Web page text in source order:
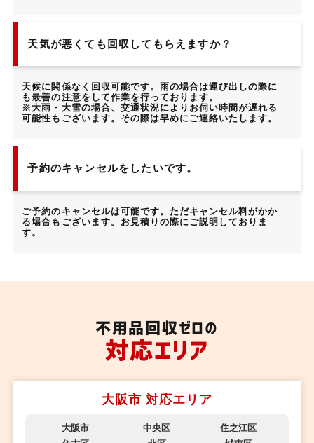
天気が悪くても回収してもらえますか？
天候に関係なく回収可能です。雨の場合は運び出しの際に
も最善の注意をして作業を行っております。
※大雨・大雪の場合、交通状況によりお伺い時間が遅れる
可能性もございます。その際は早めにご連絡いたします。
予約のキャンセルをしたいです。
ご予約のキャンセルは可能です。ただキャンセル料がかか
る場合もございます。お見積りの際にご説明しておりま
す。
不用品回収ゼロの
対応エリア
大阪市 対応エリア
大阪市 中央区
住之江区